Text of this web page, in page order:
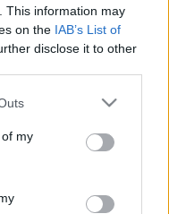
This information may
on the IAB’s List of
disclose it to other
one or more Google
You may click to
its third-party tags to
in below Google
my